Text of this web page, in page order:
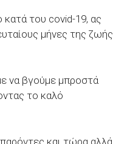
κατά του covid-19, ας
μήνες της ζωής
να βγούμε μπροστά
το καλό
και τώρα αλλά